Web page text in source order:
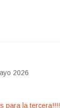
2026
para la tercera!!!!